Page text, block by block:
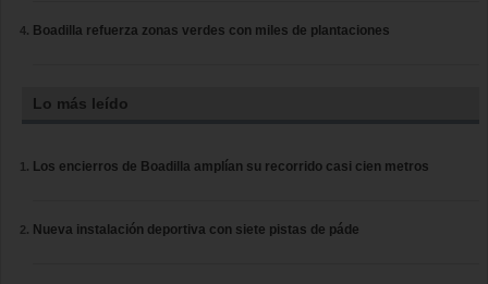
Boadilla refuerza zonas verdes con miles de plantaciones
Lo más leído
Los encierros de Boadilla amplían su recorrido casi cien metros
Nueva instalación deportiva con siete pistas de páde